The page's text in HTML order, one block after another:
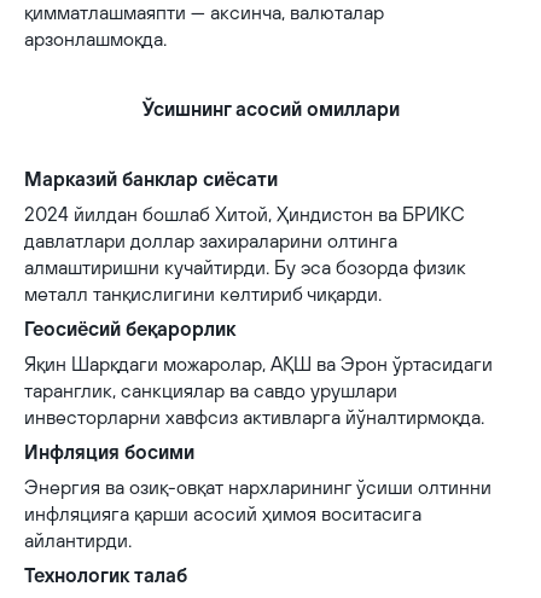
қимматлашмаяпти — аксинча, валюталар
арзонлашмоқда.
Ўсишнинг асосий омиллари
Марказий банклар сиёсати
2024 йилдан бошлаб Хитой, Ҳиндистон ва БРИКС
давлатлари доллар захираларини олтинга
алмаштиришни кучайтирди. Бу эса бозорда физик
металл танқислигини келтириб чиқарди.
Геосиёсий беқарорлик
Яқин Шарқдаги можаролар, АҚШ ва Эрон ўртасидаги
таранглик, санкциялар ва савдо урушлари
инвесторларни хавфсиз активларга йўналтирмоқда.
Инфляция босими
Энергия ва озиқ-овқат нархларининг ўсиши олтинни
инфляцияга қарши асосий ҳимоя воситасига
айлантирди.
Технологик талаб